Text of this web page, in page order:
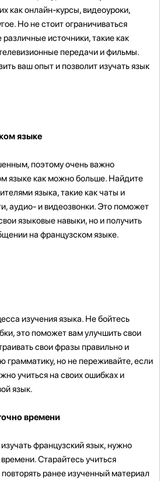
как онлайн-курсы, видеоуроки,
Но не стоит ограничиваться
источники, такие как
передачи и фильмы.
ваш опыт и позволит изучать язык
языке
поэтому очень важно
языке как можно больше. Найдите
языка, такие как чаты и
аудио- и видеозвонки. Это поможет
языковые навыки, но и получить
на французском языке.
изучения языка. Не бойтесь
это поможет вам улучшить свои
свои фразы правильно и
грамматику, но не переживайте, если
учиться на своих ошибках и
язык.
времени
французский язык, нужно
Старайтесь учиться
ранее изученный материал